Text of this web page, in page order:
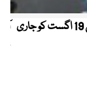
کیریبین پریمیئر لیگ ، قومی کرکٹرز کو این او سی 19 اگست کو جاری